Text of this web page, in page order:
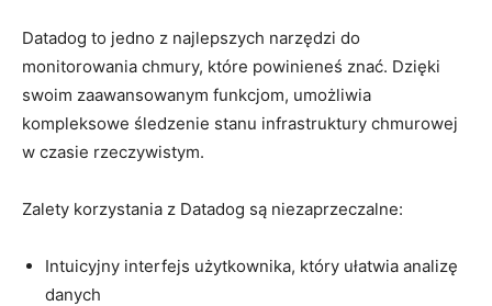
Datadog to jedno z najlepszych narzędzi‍ do
monitorowania chmury, które ‌powinieneś znać. Dzięki
swoim zaawansowanym ⁤funkcjom, umożliwia
kompleksowe śledzenie stanu infrastruktury chmurowej
w czasie rzeczywistym.
Zalety korzystania z Datadog‌ są niezaprzeczalne:
Intuicyjny interfejs⁤ użytkownika, który ułatwia analizę
danych